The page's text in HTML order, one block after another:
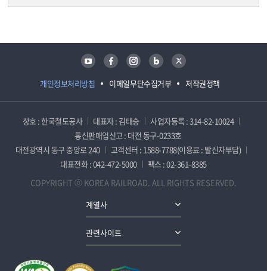
개인정보처리방침 이메일무단수집거부 저작권정책
유튜브 페이스북 인스타그램 블로그 트위터
상호 : 한국철도공사 대표자 : 김태승
사업자등록 : 314-82-10024
통신판매업신고 : 대전 동구-0233호
대전광역시 동구 중앙로 240
고객센터 : 1588-7788(이용료 : 발신자부담)
대표전화 : 042-472-5000
팩스 : 02-361-8385
COPYRIGHT ⓒ KOREA RAILROAD. ALL RIGHTS RESERVED.
계열사
관련사이트